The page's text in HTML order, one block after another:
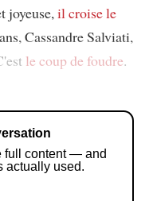
joyeuse,il croise le
Cassandre Salviati,
le coup de foudre.
full content — and
actually used.